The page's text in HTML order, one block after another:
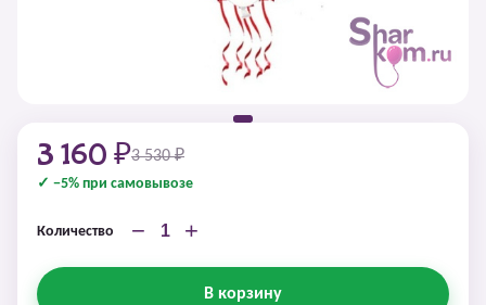
3 160 ₽3 530 ₽
✓ −5% при самовывозе
Количество − +
В корзину